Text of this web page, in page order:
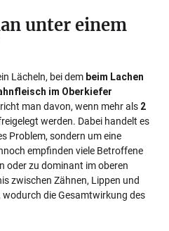
unter einem
Lächeln, bei dem beim Lachen
im Oberkiefer
man davon, wenn mehr als 2
werden. Dabei handelt es
Problem, sondern um eine
empfinden viele Betroffene
oder zu dominant im oberen
zwischen Zähnen, Lippen und
die Gesamtwirkung des